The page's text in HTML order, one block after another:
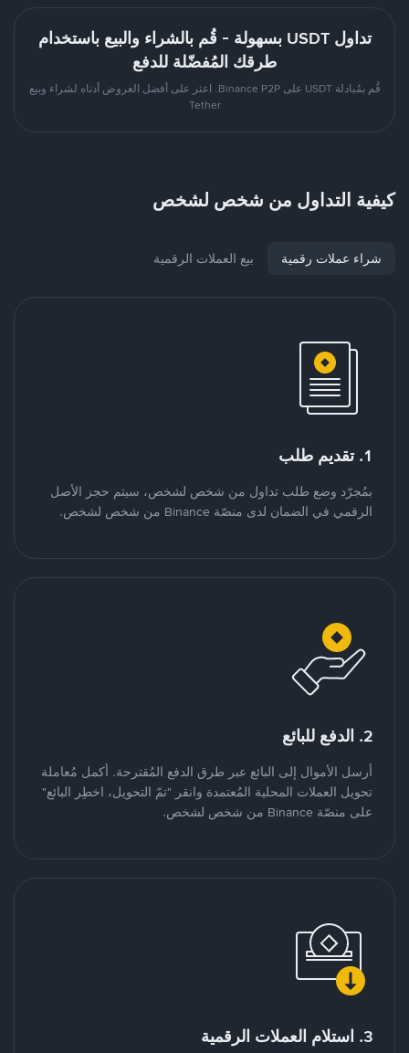
تداول USDT بسهولة - قُم بالشراء والبيع باستخدام
طرقك المُفضّلة للدفع
قُم بمُبادلة USDT على Binance P2P. اعثر على أفضل العروض أدناه لشراء وبيع
Tether
كيفية التداول من شخص لشخص
شراء عملات رقمية بيع العملات الرقمية
1. تقديم طلب
بمُجرّد وضع طلب تداول من شخص لشخص، سيتم حجز الأصل
الرقمي في الضمان لدى منصّة Binance من شخص لشخص.
2. الدفع للبائع
أرسل الأموال إلى البائع عبر طرق الدفع المُقترحة. أكمل مُعاملة
تحويل العملات المحلية المُعتمدة وانقر "تمّ التحويل، اخطِر البائع"
على منصّة Binance من شخص لشخص.
3. استلام العملات الرقمية